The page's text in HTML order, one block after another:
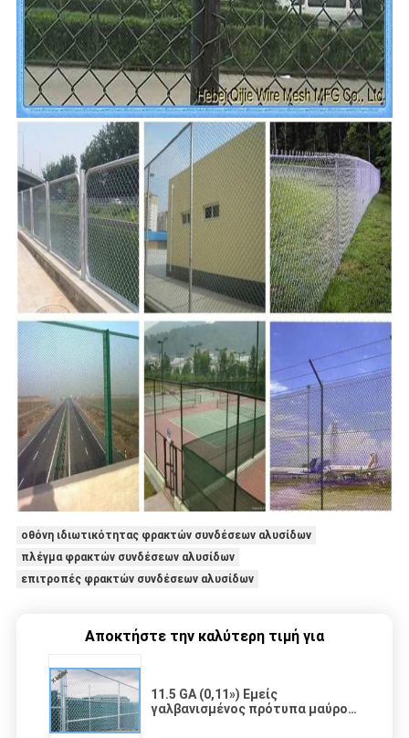
οθόνη ιδιωτικότητας φρακτών συνδέσεων αλυσίδων
πλέγμα φρακτών συνδέσεων αλυσίδων
επιτροπές φρακτών συνδέσεων αλυσίδων
Αποκτήστε την καλύτερη τιμή για
11.5 GA (0,11») Εμείς
γαλβανισμένος πρότυπα μαύρος